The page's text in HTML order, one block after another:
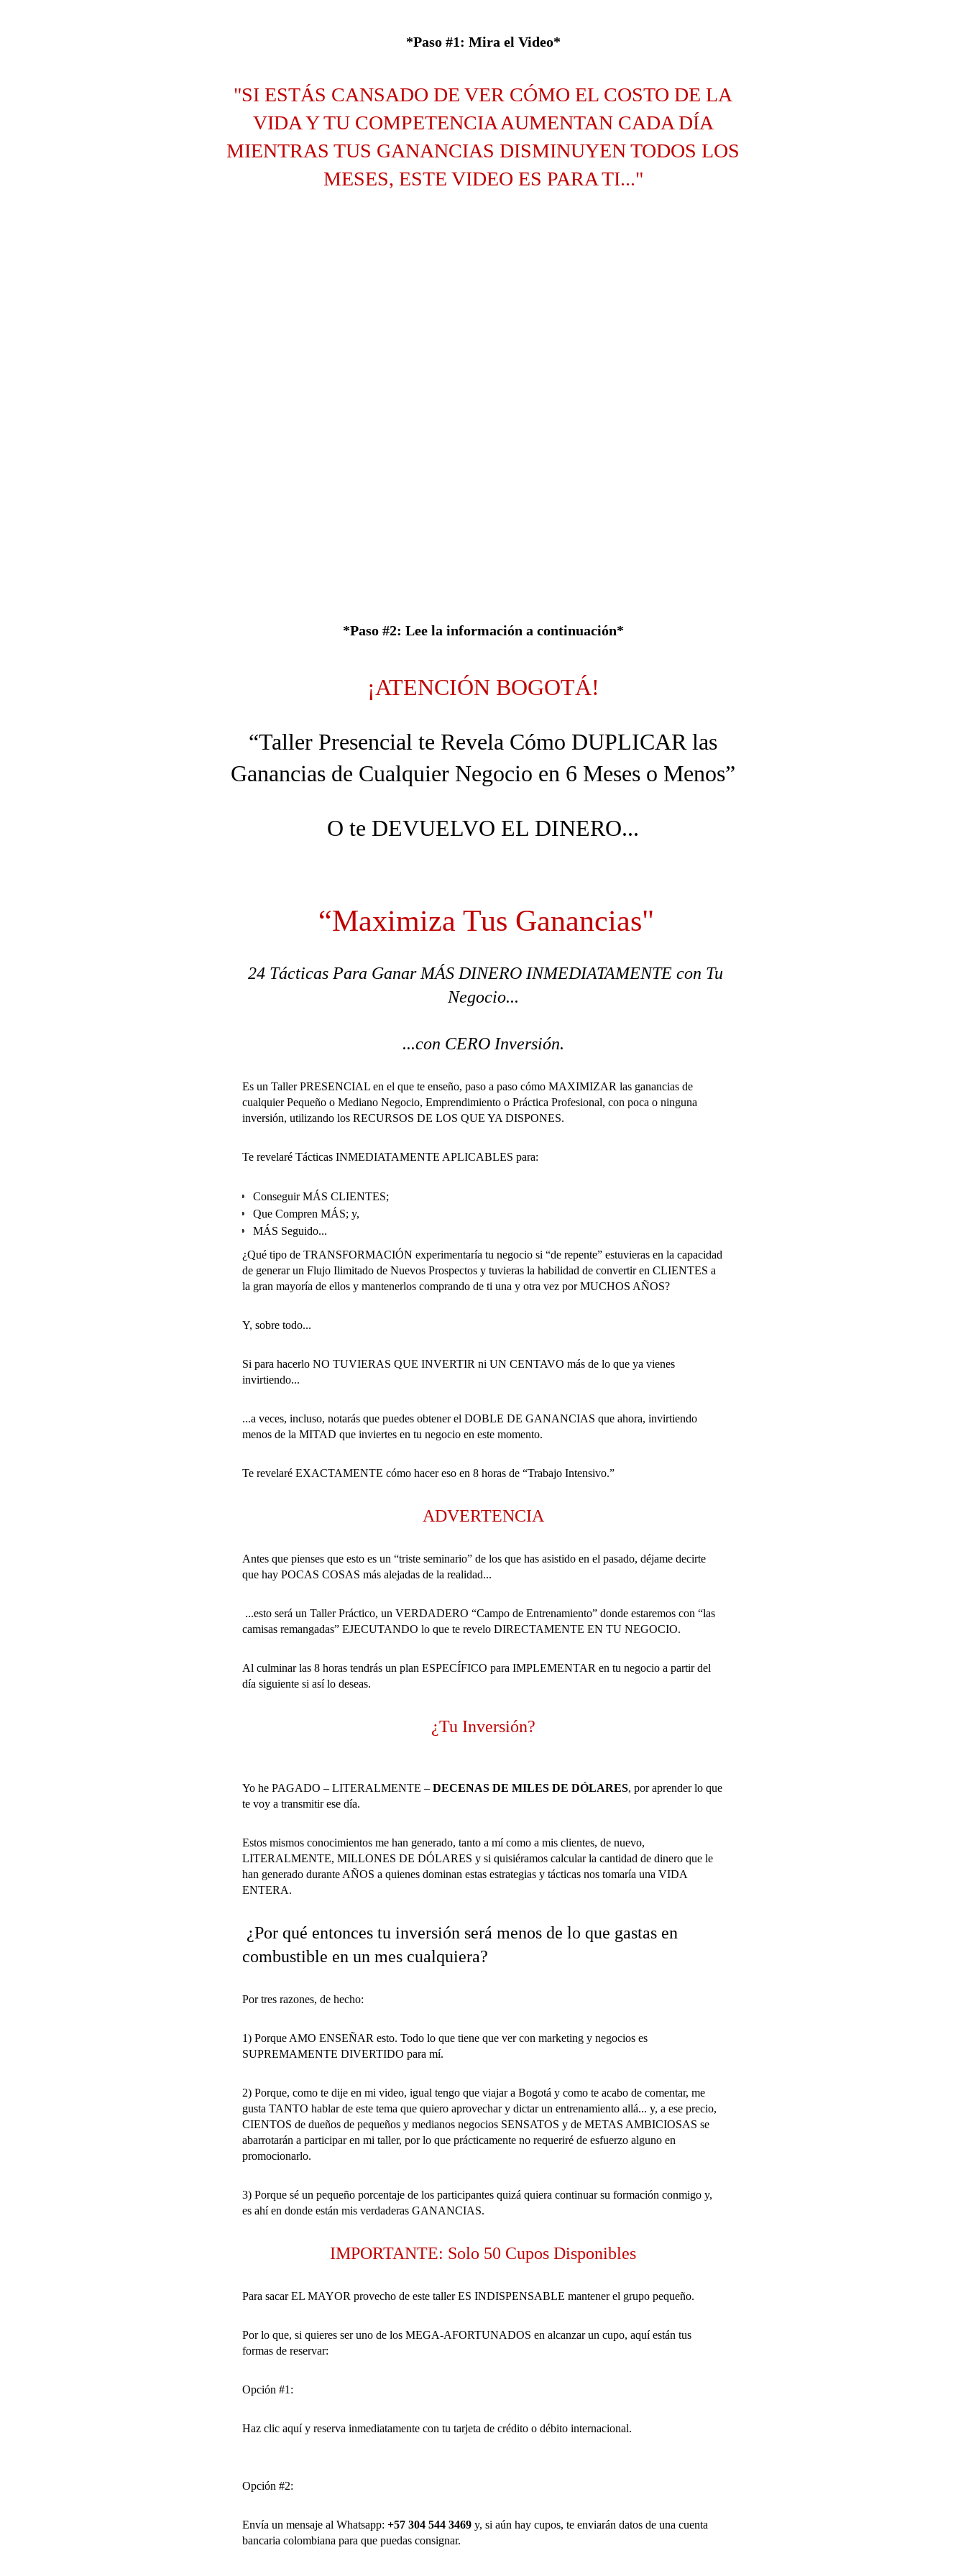
*Paso #1: Mira el Video*
"SI ESTÁS CANSADO DE VER CÓMO EL COSTO DE LA
VIDA Y TU COMPETENCIA AUMENTAN CADA DÍA
MIENTRAS TUS GANANCIAS DISMINUYEN TODOS LOS
MESES, ESTE VIDEO ES PARA TI..."
*Paso #2: Lee la información a continuación*
¡ATENCIÓN BOGOTÁ!
“Taller Presencial te Revela Cómo DUPLICAR las
Ganancias de Cualquier Negocio en 6 Meses o Menos”
O te DEVUELVO EL DINERO...
“Maximiza Tus Ganancias"
24 Tácticas Para Ganar MÁS DINERO INMEDIATAMENTE con Tu
Negocio...
...con CERO Inversión.
Es un Taller PRESENCIAL en el que te enseño, paso a paso cómo MAXIMIZAR las ganancias de
cualquier Pequeño o Mediano Negocio, Emprendimiento o Práctica Profesional, con poca o ninguna
inversión, utilizando los RECURSOS DE LOS QUE YA DISPONES.
Te revelaré Tácticas INMEDIATAMENTE APLICABLES para:
Conseguir MÁS CLIENTES;
Que Compren MÁS; y,
MÁS Seguido...
¿Qué tipo de TRANSFORMACIÓN experimentaría tu negocio si “de repente” estuvieras en la capacidad
de generar un Flujo Ilimitado de Nuevos Prospectos y tuvieras la habilidad de convertir en CLIENTES a
la gran mayoría de ellos y mantenerlos comprando de ti una y otra vez por MUCHOS AÑOS?
Y, sobre todo...
Si para hacerlo NO TUVIERAS QUE INVERTIR ni UN CENTAVO más de lo que ya vienes
invirtiendo...
...a veces, incluso, notarás que puedes obtener el DOBLE DE GANANCIAS que ahora, invirtiendo
menos de la MITAD que inviertes en tu negocio en este momento.
Te revelaré EXACTAMENTE cómo hacer eso en 8 horas de “Trabajo Intensivo.”
ADVERTENCIA
Antes que pienses que esto es un “triste seminario” de los que has asistido en el pasado, déjame decirte
que hay POCAS COSAS más alejadas de la realidad...
...esto será un Taller Práctico, un VERDADERO “Campo de Entrenamiento” donde estaremos con “las
camisas remangadas” EJECUTANDO lo que te revelo DIRECTAMENTE EN TU NEGOCIO.
Al culminar las 8 horas tendrás un plan ESPECÍFICO para IMPLEMENTAR en tu negocio a partir del
día siguiente si así lo deseas.
¿Tu Inversión?
Yo he PAGADO – LITERALMENTE – DECENAS DE MILES DE DÓLARES, por aprender lo que
te voy a transmitir ese día.
Estos mismos conocimientos me han generado, tanto a mí como a mis clientes, de nuevo,
LITERALMENTE, MILLONES DE DÓLARES y si quisiéramos calcular la cantidad de dinero que le
han generado durante AÑOS a quienes dominan estas estrategias y tácticas nos tomaría una VIDA
ENTERA.
¿Por qué entonces tu inversión será menos de lo que gastas en
combustible en un mes cualquiera?
Por tres razones, de hecho:
1) Porque AMO ENSEÑAR esto. Todo lo que tiene que ver con marketing y negocios es
SUPREMAMENTE DIVERTIDO para mí.
2) Porque, como te dije en mi video, igual tengo que viajar a Bogotá y como te acabo de comentar, me
gusta TANTO hablar de este tema que quiero aprovechar y dictar un entrenamiento allá... y, a ese precio,
CIENTOS de dueños de pequeños y medianos negocios SENSATOS y de METAS AMBICIOSAS se
abarrotarán a participar en mi taller, por lo que prácticamente no requeriré de esfuerzo alguno en
promocionarlo.
3) Porque sé un pequeño porcentaje de los participantes quizá quiera continuar su formación conmigo y,
es ahí en donde están mis verdaderas GANANCIAS.
IMPORTANTE: Solo 50 Cupos Disponibles
Para sacar EL MAYOR provecho de este taller ES INDISPENSABLE mantener el grupo pequeño.
Por lo que, si quieres ser uno de los MEGA-AFORTUNADOS en alcanzar un cupo, aquí están tus
formas de reservar:
Opción #1:
Haz clic aquí y reserva inmediatamente con tu tarjeta de crédito o débito internacional.
Opción #2:
Envía un mensaje al Whatsapp: +57 304 544 3469 y, si aún hay cupos, te enviarán datos de una cuenta
bancaria colombiana para que puedas consignar.